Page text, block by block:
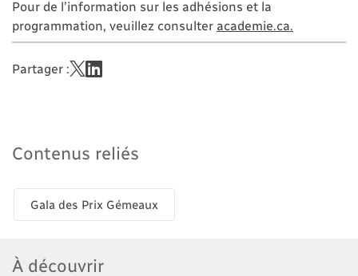
Pour de l’information sur les adhésions et la
programmation, veuillez consulter academie.ca.
Partager :
Contenus reliés
Gala des Prix Gémeaux
À découvrir